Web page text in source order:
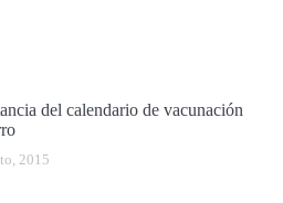
del calendario de vacunación
2015